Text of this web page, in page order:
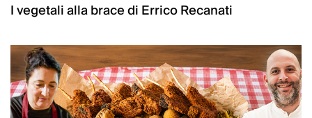
I vegetali alla brace di Errico Recanati